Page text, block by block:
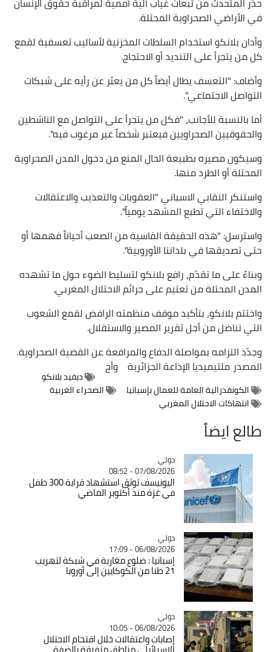
في الأراضي الصحراوية المحتلة.
وأدان بلانكو استخدام السلطات المخزنية لأساليب تعسفية لقمع
كل من يتجرأ على التنديد أو الاحتجاج.
وأضاف: "التعسف يطال أيضاً كل من يعبّر عن رأيه على شبكات
التواصل الاجتماعي".
أما بالنسبة للأجانب، "فكل من يتجرأ على التواصل مع الناشطين
والحقوقيين الصحراويين فيعتبر شخصاً غير مرغوب فيه".
وسيكون مصيره بطبيعة الحال المنع من دخول المدن الصحراوية
المحتلة أو الطرد منها.
واستنكر النقابي الاسباني "العقوبات والتعذيب والاعتقالات
والاختفاء التي تطبع المشهد يومياً".
واسترسل: "هذه الحقيقة القاسية من الصعب أحياناً فهمها أو
حتى تصديقها في بلداننا الأوروبية".
وبناءً على ما تقدّم، رافع بلانكو لتسليط الضوء حول ما تشهده
المدن المحتلة من تعتيم على جرائم الاحتلال المغربي.
واختتم بلانكو، بتأكيد موقف منظمته الرافض لقمع الشعوب
التي تناضل من أجل تقرير المصير والاستقلال.
وجدّد التزامه بمواصلة الدفاع والمرافعة عن القضية الصحراوية.
المصدرملتيميديا الإذاعة الجزائرية وأج
ديفيد بلانكو
الكونفدرالية العامة للعمال بإسبانيا
الصحراء الغربية
انتهاكات الاحتلال المغربي
طالع ايضاً
Catégorie
دولي
07/08/2026 - 08:52
اليونيسف توثق استشهاد قرابة 300 طفل
في غزة منذ أكتوبر الماضي
Catégorie
دولي
06/08/2026 - 17:09
إسبانيا : ضلوع مغاربة في شبكة لتهريب
21 طنا من الكوكايين إلى أوروبا
Catégorie
دولي
06/08/2026 - 10:05
إصابات واعتقالات خلال اقتحام الاحتلال